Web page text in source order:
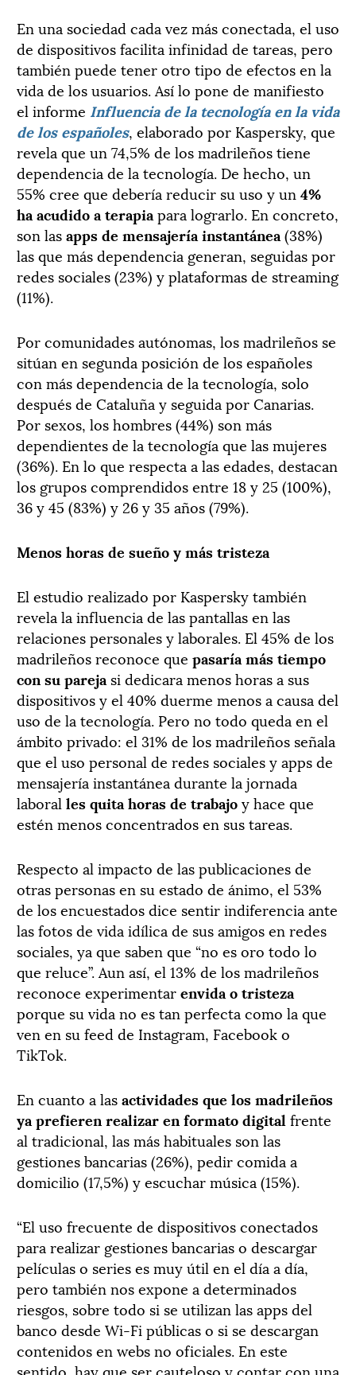
En una sociedad cada vez más conectada, el uso
de dispositivos facilita infinidad de tareas, pero
también puede tener otro tipo de efectos en la
vida de los usuarios. Así lo pone de manifiesto
el informe Influencia de la tecnología en la vida
de los españoles, elaborado por Kaspersky, que
revela que un 74,5% de los madrileños tiene
dependencia de la tecnología. De hecho, un
55% cree que debería reducir su uso y un 4%
ha acudido a terapia para lograrlo. En concreto,
son lasapps de mensajería instantánea (38%)
las que más dependencia generan, seguidas por
redes sociales (23%) y plataformas de streaming
(11%).
Por comunidades autónomas, los madrileños se
sitúan en segunda posición de los españoles
con más dependencia de la tecnología, solo
después de Cataluña y seguida por Canarias.
Por sexos, los hombres (44%) son más
dependientes de la tecnología que las mujeres
(36%). En lo que respecta a las edades, destacan
los grupos comprendidos entre 18 y 25 (100%),
36 y 45 (83%) y 26 y 35 años (79%).
Menos horas de sueño y más tristeza
El estudio realizado por Kaspersky también
revela la influencia de las pantallas en las
relaciones personales y laborales. El 45% de los
madrileños reconoce que pasaría más tiempo
con su pareja si dedicara menos horas a sus
dispositivos y el 40% duerme menos a causa del
uso de la tecnología. Pero no todo queda en el
ámbito privado: el 31% de los madrileños señala
que el uso personal de redes sociales y apps de
mensajería instantánea durante la jornada
laboral les quita horas de trabajoy hace que
estén menos concentrados en sus tareas.
Respecto al impacto de las publicaciones de
otras personas en su estado de ánimo, el 53%
de los encuestados dice sentir indiferencia ante
las fotos de vida idílica de sus amigos en redes
sociales, ya que saben que “no es oro todo lo
que reluce”. Aun así, el 13% de los madrileños
reconoce experimentarenvida o tristeza
porque su vida no es tan perfecta como la que
ven en su feed de Instagram, Facebook o
TikTok.
En cuanto a lasactividades que los madrileños
ya prefieren realizar en formato digital frente
al tradicional, las más habituales son las
gestiones bancarias (26%), pedir comida a
domicilio (17,5%) y escuchar música (15%).
“El uso frecuente de dispositivos conectados
para realizar gestiones bancarias o descargar
películas o series es muy útil en el día a día,
pero también nos expone a determinados
riesgos, sobre todo si se utilizan las apps del
banco desde Wi-Fi públicas o si se descargan
contenidos en webs no oficiales. En este
sentido, hay que ser cauteloso y contar con una